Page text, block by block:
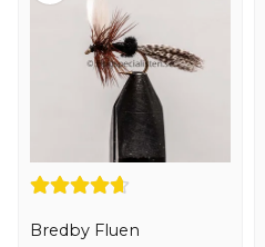
Bredby Fluen